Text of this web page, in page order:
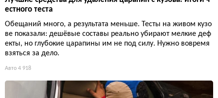
естного теста
Обещаний много, а результата меньше. Тесты на живом кузо
ве показали: дешёвые составы реально убирают мелкие деф
екты, но глубокие царапины им не под силу. Нужно вовремя
взяться за дело.
Авто 4 918